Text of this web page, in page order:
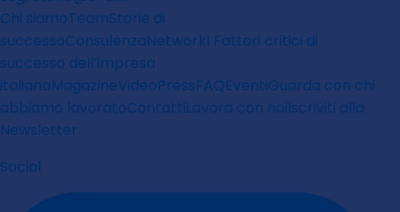
Chi siamoTeamStorie di
successoConsulenzaNetworkI Fattori critici di
successo dell’impresa
italianaMagazineVideoPressFAQEventiGuarda con chi
abbiamo lavoratoContattiLavora con noiIscriviti alla
Newsletter
Social